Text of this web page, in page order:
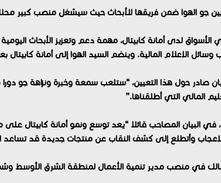
جو الهوا ضمن فريقها للأبحاث حيث سيشغل منصب كبير
لدى أمانة كابيتال، مهمة دعم وتعزيز الأبحاث
وسائل الإعلام المالية. وينضم السيد الهوا إلى أمانة
صادر حول هذا التعيين، “ستلعب سمعة وخبرة ونزاهة جو
المالي التي أطلقناها.”
في البيان المصاحب قائلا “يعد توسع ونمو أمانة كابيتال على
وأتطلع إلى كشف النقاب عن منتجات جديدة قد تساعد
في منصب مدير تنمية الأعمال لمنطقة الشرق الأوسط